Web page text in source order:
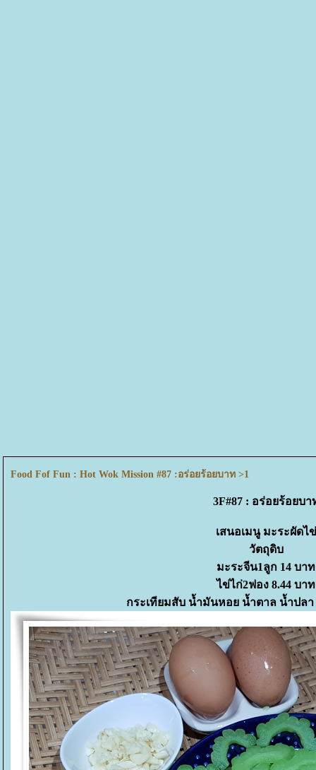
Food Fof Fun : Hot Wok Mission #87 :อร่อยร้อยบาท >1
3F#87 : อร่อยร้อยบา
เสนอเมนู มะระผัดไข่
วัตถุดิบ
มะระจีน1ลูก 14 บาท
ไข่ไก่2ฟอง 8.44 บาท
กระเทียมสับ น้ำมันหอย น้ำตาล น้ำป